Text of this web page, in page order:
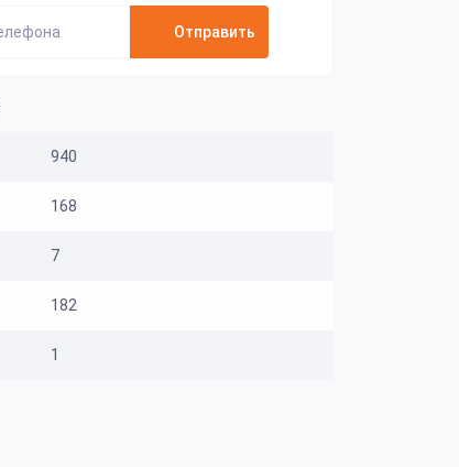
Отправить
940
168
7
182
1